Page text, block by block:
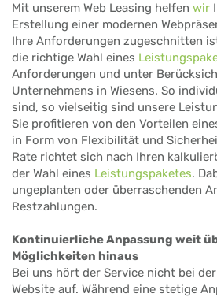
Mit unserem Web Leasing helfen wir
Erstellung einer modernen
Ihre Anforderungen zugeschnitten
die richtige Wahl eines
Anforderungen und unter
Unternehmens in Wiesens. So
sind, so vielseitig sind unsere
Sie profitieren von den Vorteilen
in Form von Flexibilität und
Rate richtet sich nach Ihren
der Wahl eines Leistungspaketes.
ungeplanten oder überraschenden
Restzahlungen.
Kontinuierliche Anpassung weit
Möglichkeiten hinaus
Bei uns hört der Service nicht bei
Website auf. Während eine stetige